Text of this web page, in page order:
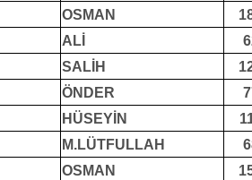
OSMAN
ALİ
SALİH
ÖNDER
HÜSEYİN
M.LÜTFULLAH
OSMAN